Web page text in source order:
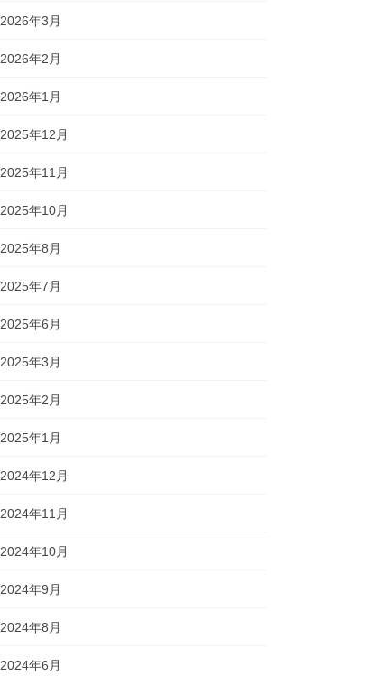
2026年3月
2026年2月
2026年1月
2025年12月
2025年11月
2025年10月
2025年8月
2025年7月
2025年6月
2025年3月
2025年2月
2025年1月
2024年12月
2024年11月
2024年10月
2024年9月
2024年8月
2024年6月